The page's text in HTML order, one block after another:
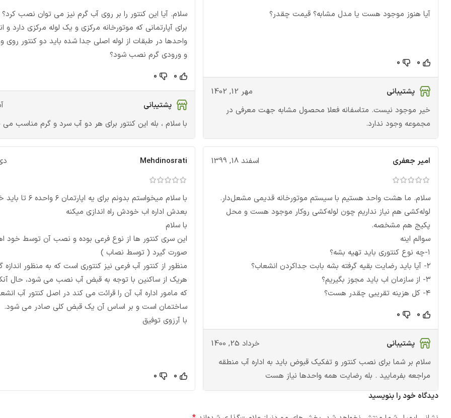
آیا هنوز موجود هست یا مدل مشابه؟ قیمت چقدر؟
0
0
پشتیبانی
مهر 12, 1402
خیر موجود نیست. متاسفانه فعلا محصول مشابه جهت معرفی در
مجموعه وجود ندارد.
سلام. آیا این کنتور را بر روی آب گرم نیز می توان نصب کرد؟
برای آپارتمانی که موتورخانه مرکزی و یک لوله مرکزی دارد و
واحدها در طبقات از لوله اصلی جدا شده باید دو کنتور روی
و ورودی گرم نصب شود؟
0
0
پشتیبانی
با سلام ، بله این کنتور برای هر دو آب سرد و گرم مناسب می
امیر جعفری اسفند 18, 1399
سلام. ما هشت واحد هستیم با سیستم موتورخانه قدیمی مشعل‌دار.
لوله‌کشی هم نیاز نداریم چون لوله‌کشی روکار موجود هست و محل
پکیج هم مشخصه.
سوالم اینه
۱-چه نوع کنتوری باید تهیه بشه؟
۲- آیا باید رضایت بقیه گرفته بشه بابت جداکردن انشعاب؟
۳- از سازمان اب باید مجوز بگیریم؟
۴- کل هزینه تقریبی چقدر هست؟
0
0
پشتیبانی
خرداد 25, 1400
سلام بر شما برای نصب کنتور و تفکیک قبوض باید به اداره آب منطقه
مراجعه بفرمایید . بله رضایت همه واحدها نیاز هست
Mehdinosrati دی 21,
با سلام میخواستم بدونم برای یه
بعدش اداره اب خودش راه اندازی میکنه
با سلام
این سری کنتور ها از نوع فرعی بوده و نصب آن توسط خود
صورت گیرد ( توسط نصاب )
منظور از کنتور آب فرعی نیز کنتوری است که به منظور اندازه
هریک از ساکنین با توجه به قبض آب نصب می شود، حال
که مامور اداره آب آن را قرائت می کند در اصل کنتور آب
ساختمان است و بر اساس آن یک قبض کلی صادر می شود.
با آرزوی توفیق
0
0
دیدگاه خود را بنویسید